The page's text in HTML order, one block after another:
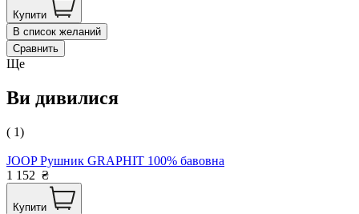
Купити
В список желаний
Сравнить
Ще
Ви дивилися
( 1)
JOOP Рушник GRAPHIT 100% бавовна
1 152 ₴
Купити